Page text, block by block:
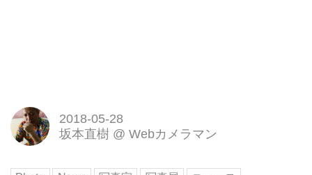
2018-05-28
坂本直樹 @ Webカメラマン